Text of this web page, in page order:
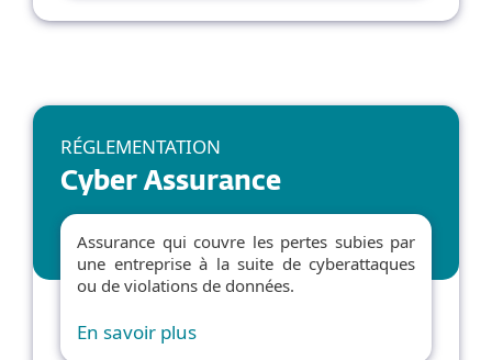
RÉGLEMENTATION
Cyber Assurance
Assurance qui couvre les pertes subies par
une entreprise à la suite de cyberattaques
ou de violations de données.
En savoir plus